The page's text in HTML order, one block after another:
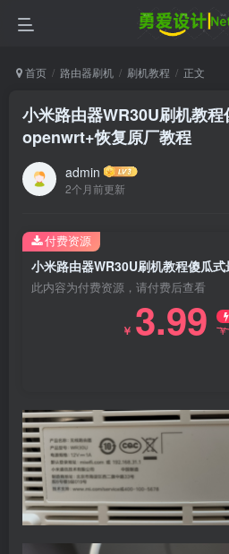
首页 路由器刷机 刷机教程 正文
小米路由器WR30U刷机教
openwrt+恢复原厂教程
admin
2个月前更新
此内容为付费资源，请付费后查看
￥ 3.99 ￥
付费资源